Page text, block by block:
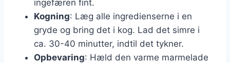
ingefæren fint.
Kogning: Læg alle ingredienserne i en
gryde og bring det i kog. Lad det simre i
ca. 30-40 minutter, indtil det tykner.
Opbevaring: Hæld den varme marmelade